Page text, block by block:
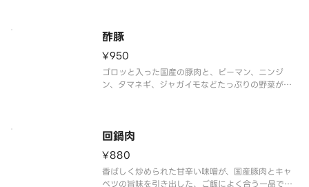
※品質保持の観点から、付け合せております野菜は
酢豚
¥950
ゴロッと入った国産の豚肉と、ピーマン、ニンジ
ン、タマネギ、ジャガイモなどたっぷりの野菜が、
【注意事項】
回鍋肉
¥880
香ばしく炒められた甘辛い味噌が、国産豚肉とキャ
ベツの旨味を引き出した、ご飯によく合う一品で